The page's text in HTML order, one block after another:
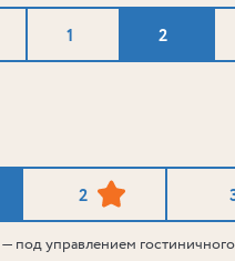
1 2
2
— под управлением